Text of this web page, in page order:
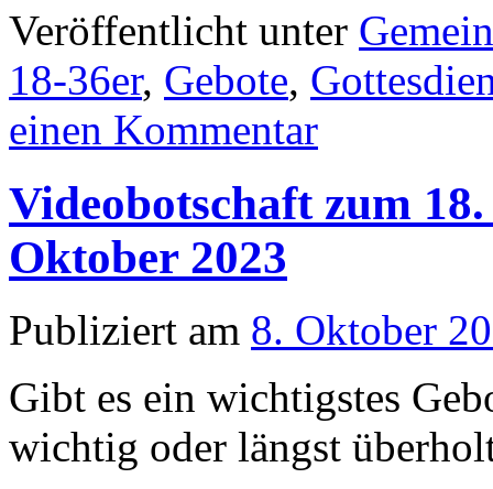
Veröffentlicht unter
18-36er, Gebote,
einen Kommentar
Videobotschaft zum
Oktober 2023
Publiziert am 8. Oktober
Gibt es ein wichtigstes
wichtig oder längst